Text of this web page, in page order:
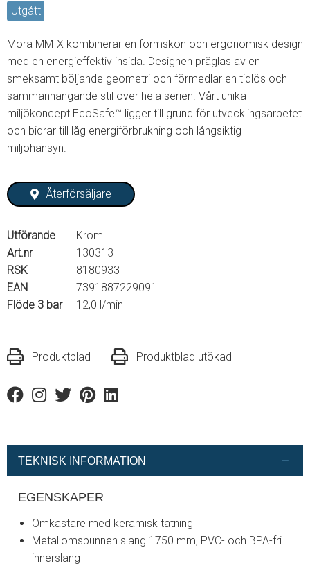
Utgått
Mora MMIX kombinerar en formskön och ergonomisk design
med en energieffektiv insida. Designen präglas av en
smeksamt böljande geometri och förmedlar en tidlös och
sammanhängande stil över hela serien. Vårt unika
miljökoncept EcoSafe™ ligger till grund för utvecklingsarbetet
och bidrar till låg energiförbrukning och långsiktig
miljöhänsyn.
Återförsäljare
Utförande
Krom
Art.nr
130313
RSK
8180933
EAN
7391887229091
Flöde 3 bar
12,0 l/min
Produktblad Produktblad utökad
FacebookInstagram
TwitterPinterestLinkedin
TEKNISK INFORMATION
EGENSKAPER
Omkastare med keramisk tätning
Metallomspunnen slang 1750 mm, PVC- och BPA-fri
innerslang